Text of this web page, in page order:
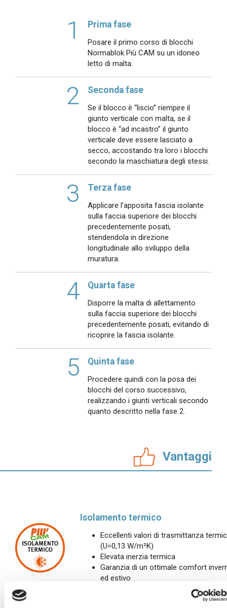
1 Prima fase
Posare il primo corso di blocchi
Normablok Più CAM su un idoneo
letto di malta.
2 Seconda fase
Se il blocco è “liscio” riempire il
giunto verticale con malta, se il
blocco è “ad incastro” il giunto
verticale deve essere lasciato a
secco, accostando tra loro i blocchi
secondo la maschiatura degli stessi.
3 Terza fase
Applicare l’apposita fascia isolante
sulla faccia superiore dei blocchi
precedentemente posati,
stendendola in direzione
longitudinale allo sviluppo della
muratura.
4 Quarta fase
Disporre la malta di allettamento
sulla faccia superiore dei blocchi
precedentemente posati, evitando di
ricoprire la fascia isolante.
5 Quinta fase
Procedere quindi con la posa dei
blocchi del corso successivo,
realizzando i giunti verticali secondo
quanto descritto nella fase 2.
Vantaggi
Isolamento termico
Eccellenti valori di trasmittanza
(U=0,13 W/m²K)
Elevata inerzia termica
Garanzia di un ottimale comfort
ed estivo